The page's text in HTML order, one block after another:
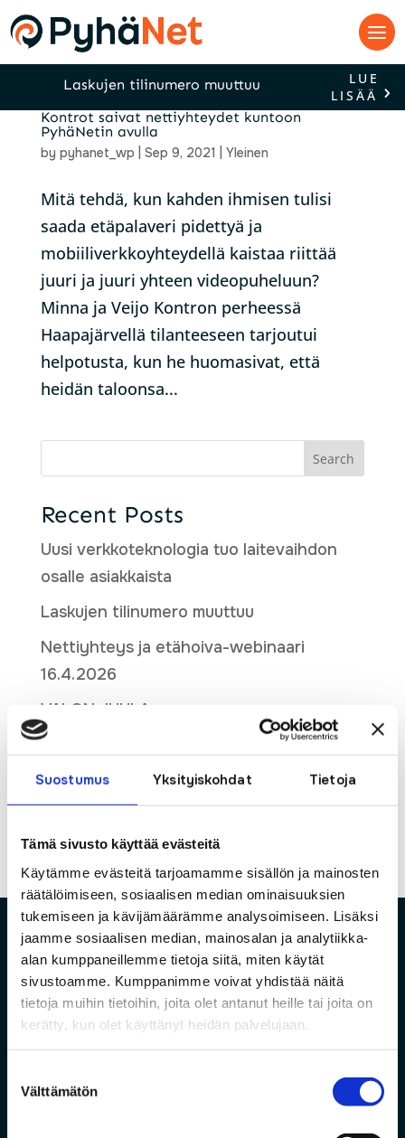
Suostumus Yksityiskohdat Tietoja
Tämä sivusto käyttää evästeitä
Käytämme evästeitä tarjoamamme sisällön ja mainosten
räätälöimiseen, sosiaalisen median ominaisuuksien
tukemiseen ja kävijämäärämme analysoimiseen. Lisäksi
jaamme sosiaalisen median, mainosalan ja analytiikka-
alan kumppaneillemme tietoja siitä, miten käytät
sivustoamme. Kumppanimme voivat yhdistää näitä
tietoja muihin tietoihin, joita olet antanut heille tai joita on
kerätty, kun olet käyttänyt heidän palvelujaan.
valinta
Välttämätön
Laskujen tilinumero muuttuu
LUE
LISÄÄ
Kontrot saivat nettiyhteydet kuntoon
PyhäNetin avulla
by pyhanet_wp Sep 9, 2021 Yleinen
Mitä tehdä, kun kahden ihmisen tulisi
saada etäpalaveri pidettyä ja
mobiiliverkkoyhteydellä kaistaa riittää
juuri ja juuri yhteen videopuheluun?
Minna ja Veijo Kontron perheessä
Haapajärvellä tilanteeseen tarjoutui
helpotusta, kun he huomasivat, että
heidän taloonsa...
Search
Recent Posts
Uusi verkkoteknologia tuo laitevaihdon
osalle asiakkaista
Laskujen tilinumero muuttuu
Nettiyhteys ja etähoiva-webinaari
16.4.2026
VALON JUHLA
(no title)
Recent Comments
Vanha Pyhäjärventie 7, 86800 Pyhäsalmi